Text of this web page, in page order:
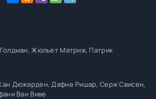
Жюльет Матриж, Патрик
Дюжарден, Дафне Ришар, Серж Свисен,
Ван Виве